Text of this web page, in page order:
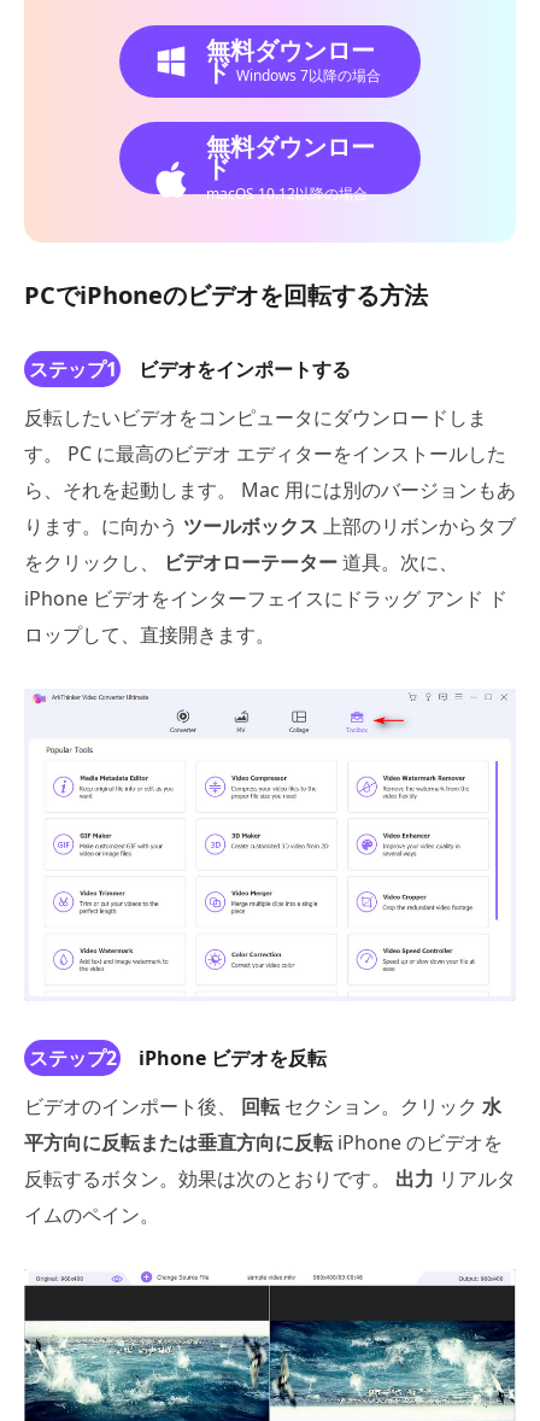
無料ダウンロー
ドWindows 7以降の場合
無料ダウンロー
ド
macOS 10.12以降の場合
PCでiPhoneのビデオを回転する方法
ステップ1
ビデオをインポートする
反転したいビデオをコンピュータにダウンロードしま
す。 PC に最高のビデオ エディターをインストールした
ら、それを起動します。 Mac 用には別のバージョンもあ
ります。に向かう ツールボックス 上部のリボンからタブ
をクリックし、
ビデオローテーター道具。次に、
iPhone ビデオをインターフェイスにドラッグ アンド ド
ロップして、直接開きます。
ステップ2
iPhone ビデオを反転
ビデオのインポート後、 回転セクション。クリック 水
平方向に反転または垂直方向に反転iPhone のビデオを
反転するボタン。効果は次のとおりです。 出力 リアルタ
イムのペイン。